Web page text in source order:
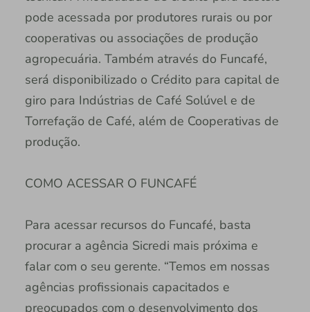
pode acessada por produtores rurais ou por
cooperativas ou associações de produção
agropecuária. Também através do Funcafé,
será disponibilizado o Crédito para capital de
giro para Indústrias de Café Solúvel e de
Torrefação de Café, além de Cooperativas de
produção.
COMO ACESSAR O FUNCAFÉ
Para acessar recursos do Funcafé, basta
procurar a agência Sicredi mais próxima e
falar com o seu gerente. “Temos em nossas
agências profissionais capacitados e
preocupados com o desenvolvimento dos